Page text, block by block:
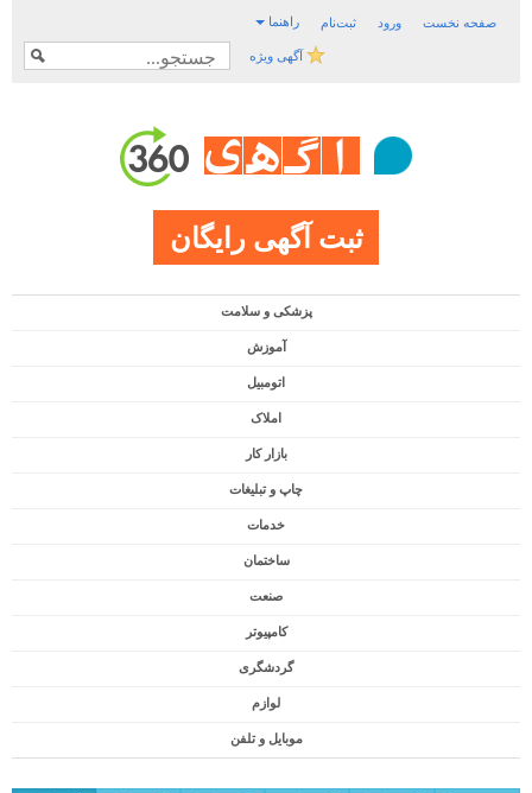
صفحه نخست ورود ثبت‌نام راهنما
آگهی ویژه
ثبت آگهی رایگان
پزشکی و سلامت
آموزش
اتومبیل
املاک
بازار کار
چاپ و تبلیغات
خدمات
ساختمان
صنعت
کامپیوتر
گردشگری
لوازم
موبایل و تلفن